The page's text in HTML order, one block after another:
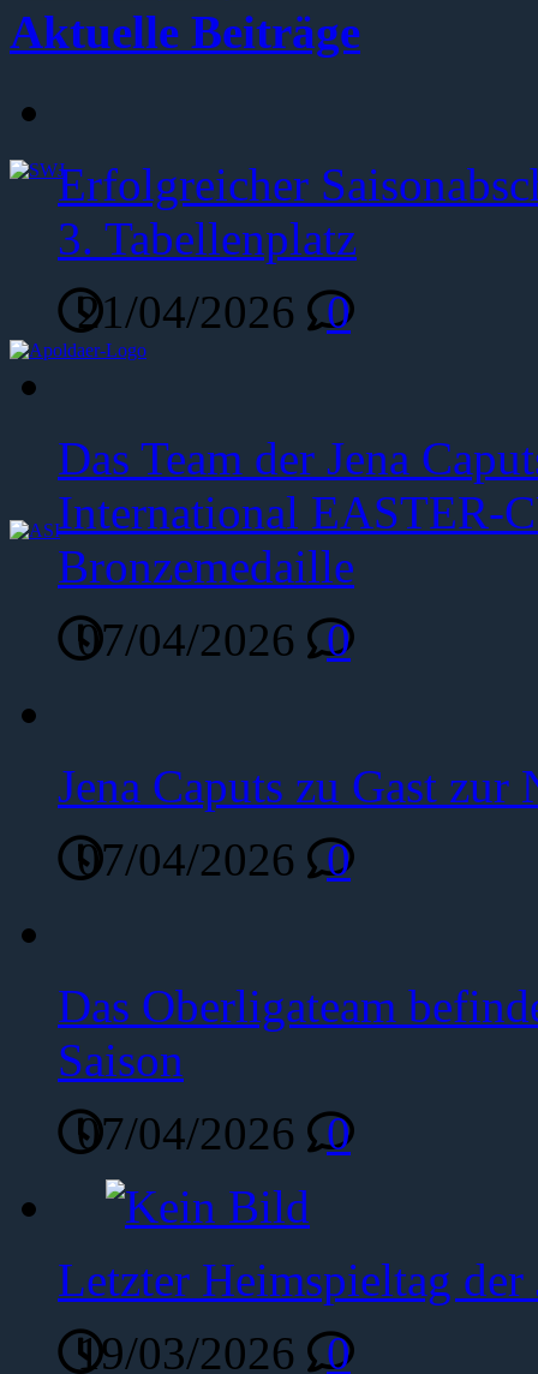
Aktuelle Beiträge
Erfolgreicher
3. Tabellenplatz
21/04/2026
0
Das Team der Jena
International EASTER-
Bronzemedaille
07/04/2026
0
Jena Caputs zu Gast zur
07/04/2026
0
Das Oberligateam
Saison
07/04/2026
0
Letzter Heimspieltag der
19/03/2026
0